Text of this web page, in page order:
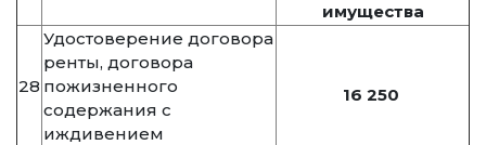
имущества
28
Удостоверение договора
ренты, договора
пожизненного
содержания с
иждивением
16 250